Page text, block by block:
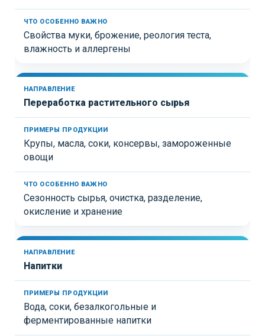
Свойства муки, брожение, реология теста,
влажность и аллергены
Переработка растительного сырья
Крупы, масла, соки, консервы, замороженные
овощи
Сезонность сырья, очистка, разделение,
окисление и хранение
Напитки
Вода, соки, безалкогольные и
ферментированные напитки